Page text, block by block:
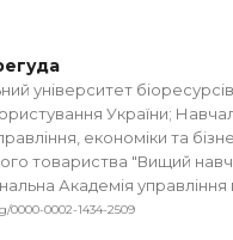
університет біоресурсів
України;
економіки та
товариства "Вищий
Академія
0000-0002-1434-2509